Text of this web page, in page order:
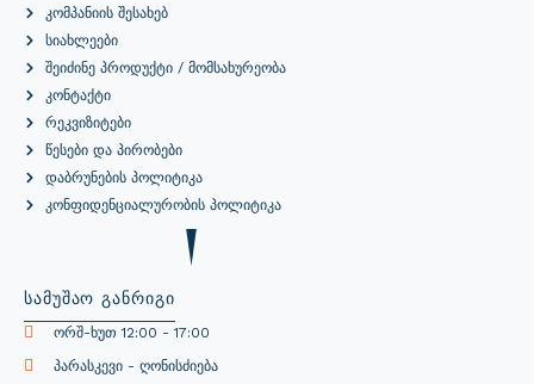
Კომპანიის Შესახებ
Სიახლეები
Შეიძინე Პროდუქტი / Მომსახურეობა
Კონტაქტი
Რეკვიზიტები
Წესები Და Პირობები
Დაბრუნების Პოლიტიკა
Კონფიდენციალურობის Პოლიტიკა
Სამუშაო Განრიგი
Ორშ-Ხუთ 12:00 - 17:00
Პარასკევი - Ღონისძიება